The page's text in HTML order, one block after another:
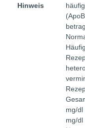
Hinweis
mg/dl
mg/dl